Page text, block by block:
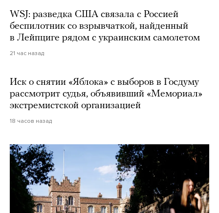
WSJ: разведка США связала с Россией
беспилотник со взрывчаткой, найденный
в Лейпциге рядом с украинским самолетом
21 час назад
Иск о снятии «Яблока» с выборов в Госдуму
рассмотрит судья, объявивший «Мемориал»
экстремистской организацией
18 часов назад